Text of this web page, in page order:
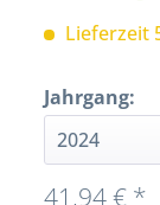
Lieferzeit
Jahrgang:
41,94 € *